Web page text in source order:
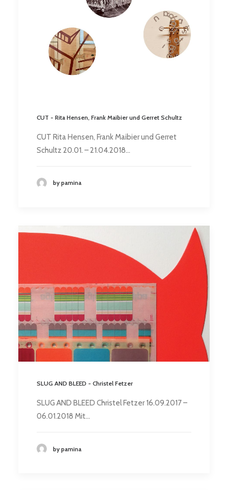
CUT - Rita Hensen, Frank Maibier und Gerret Schultz
CUT Rita Hensen, Frank Maibier und Gerret
Schultz 20.01. – 21.04.2018…
by pamina
SLUG AND BLEED - Christel Fetzer
SLUG AND BLEED Christel Fetzer 16.09.2017 –
06.01.2018 Mit…
by pamina